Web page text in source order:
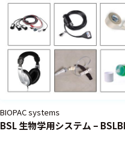
BIOPAC systems
BSL 生物学用システム –